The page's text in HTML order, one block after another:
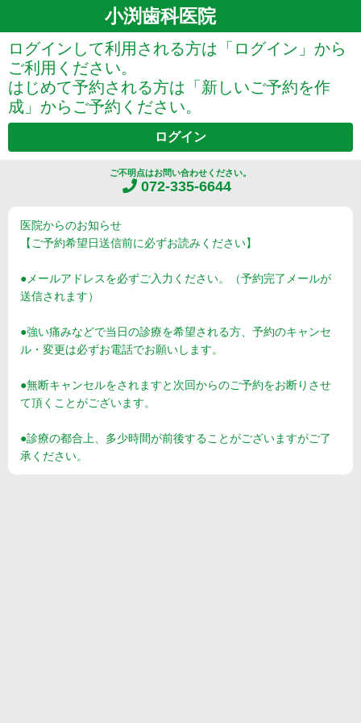
小渕歯科医院
ご不明点はお問い合わせください。
072-335-6644
ログインして利用される方は「ログイン」から
ご利用ください。
はじめて予約される方は「新しいご予約を作
成」からご予約ください。
ログイン
医院からのお知らせ
【ご予約希望日送信前に必ずお読みください】
●メールアドレスを必ずご入力ください。（予約完了メールが
送信されます）
●強い痛みなどで当日の診療を希望される方、予約のキャンセ
ル・変更は必ずお電話でお願いします。
●無断キャンセルをされますと次回からのご予約をお断りさせ
て頂くことがございます。
●診療の都合上、多少時間が前後することがございますがご了
承ください。